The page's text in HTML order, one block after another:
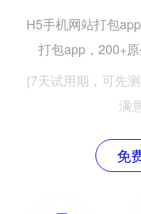
H5手机网站打包
打包app，200+
{7天试用期，可先
满
免